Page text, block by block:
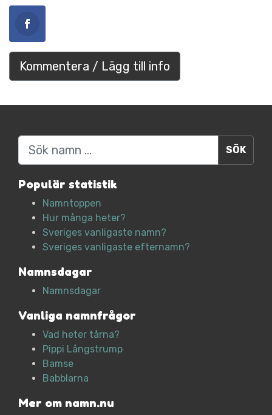
Kommentera / Lägg till info
Sök
Populär statistik
Namntoppen
Hur många heter?
Sveriges vanligaste namn?
Sveriges vanligaste efternamn?
Namnsdagar
Namnsdagar
Vanliga namnfrågor
Vad heter tårna?
Pippi Långstrump
Bamse
Babblarna
Mer om namn.nu